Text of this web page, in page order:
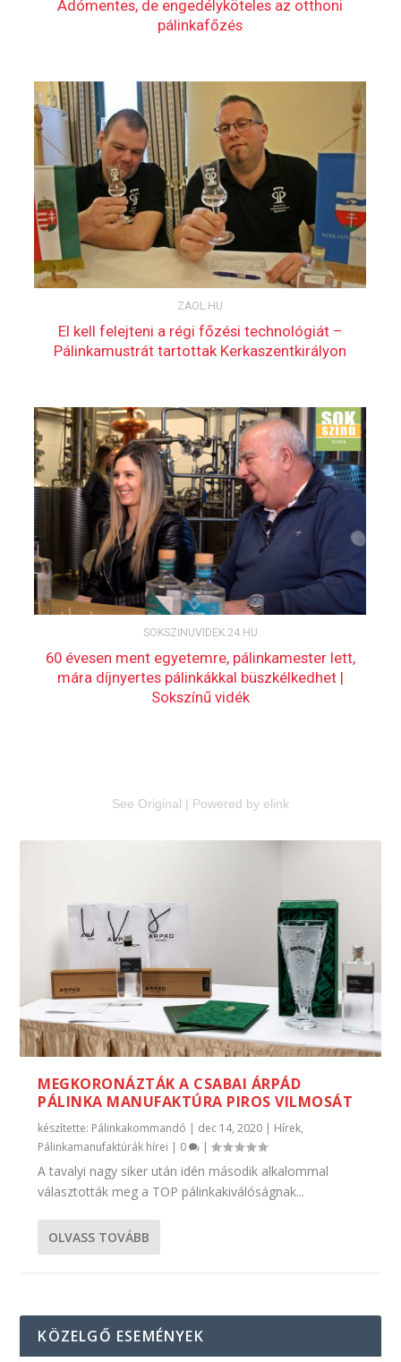
See Original | Powered by elink
MEGKORONÁZTÁK A CSABAI ÁRPÁD
PÁLINKA MANUFAKTÚRA PIROS VILMOSÁT
készítette: Pálinkakommandó | dec 14, 2020 | Hírek,
Pálinkamanufaktúrák hírei | 0 |
A tavalyi nagy siker után idén második alkalommal
választották meg a TOP pálinkakiválóságnak...
OLVASS TOVÁBB
KÖZELGŐ ESEMÉNYEK